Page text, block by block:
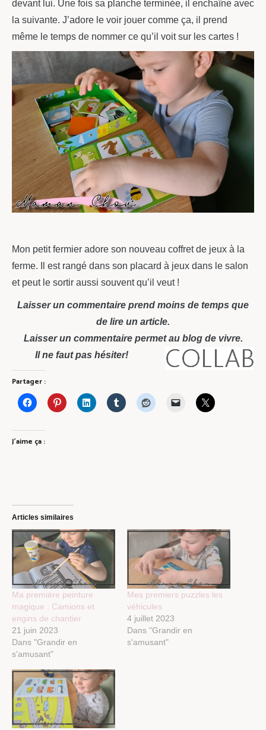
devant lui. Une fois sa planche terminée, il enchaîne avec
la suivante. J’adore le voir jouer comme ça, il prend
même le temps de nommer ce qu’il voit sur les cartes !
Mon petit fermier adore son nouveau coffret de jeux à la
ferme. Il est rangé dans son placard à jeux dans le salon
et peut le sortir aussi souvent qu’il veut !
Laisser un commentaire prend moins de temps que
de lire un article.
Laisser un commentaire permet au blog de vivre.
Il ne faut pas hésiter!
Partager :
J’aime ça :
Articles similaires
Ma première peinture
magique : Camions et
engins de chantier
21 juin 2023
Dans "Grandir en
s'amusant"
Mes premiers puzzles les
véhicules
4 juillet 2023
Dans "Grandir en
s'amusant"